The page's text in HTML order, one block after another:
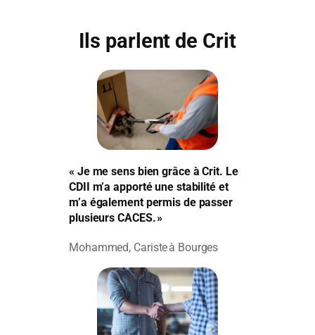
Ils parlent de Crit
« Je me sens bien grâce à Crit. Le
CDII m’a apporté une stabilité et
m’a également permis de passer
plusieurs CACES. »
Mohammed, Cariste à Bourges